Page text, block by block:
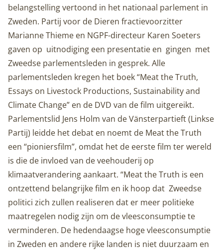
belangstelling vertoond in het nationaal parlement in
Zweden. Partij voor de Dieren fractievoorzitter
Marianne Thieme en NGPF-directeur Karen Soeters
gaven op uitnodiging een presentatie en gingen met
Zweedse parlementsleden in gesprek. Alle
parlementsleden kregen het boek “Meat the Truth,
Essays on Livestock Productions, Sustainability and
Climate Change” en de DVD van de film uitgereikt.
Parlementslid Jens Holm van de Vänsterpartieft (Linkse
Partij) leidde het debat en noemt de Meat the Truth
een “pioniersfilm”, omdat het de eerste film ter wereld
is die de invloed van de veehouderij op
klimaatverandering aankaart. “Meat the Truth is een
ontzettend belangrijke film en ik hoop dat Zweedse
politici zich zullen realiseren dat er meer politieke
maatregelen nodig zijn om de vleesconsumptie te
verminderen. De hedendaagse hoge vleesconsumptie
in Zweden en andere rijke landen is niet duurzaam en